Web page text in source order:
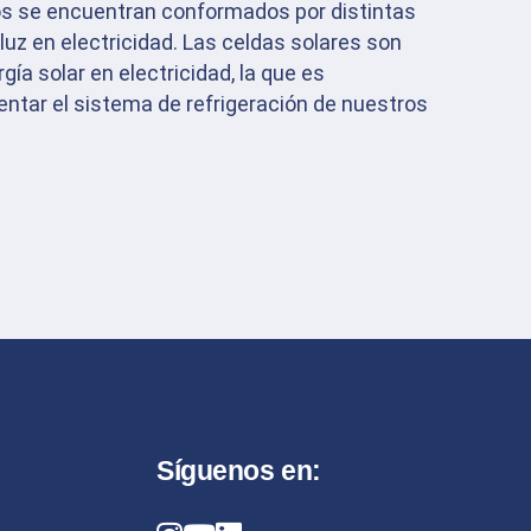
se encuentran conformados por distintas
en electricidad. Las celdas solares son
solar en electricidad, la que es
el sistema de refrigeración de nuestros
Síguenos en: